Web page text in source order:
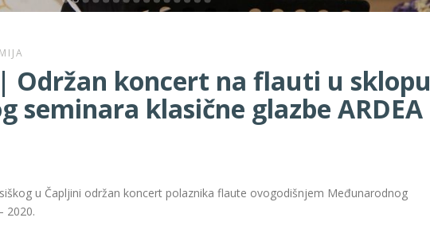
| Održan koncert na flauti u sklopu
seminara klasične glazbe ARDEA
u Čapljini održan koncert polaznika flaute ovogodišnjem Međunarodnog
2020.